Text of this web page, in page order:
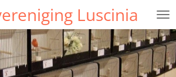
Luscinia